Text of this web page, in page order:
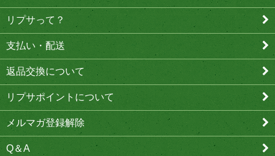
リプサって？
支払い・配送
返品交換について
リプサポイントについて
メルマガ登録解除
Q＆A